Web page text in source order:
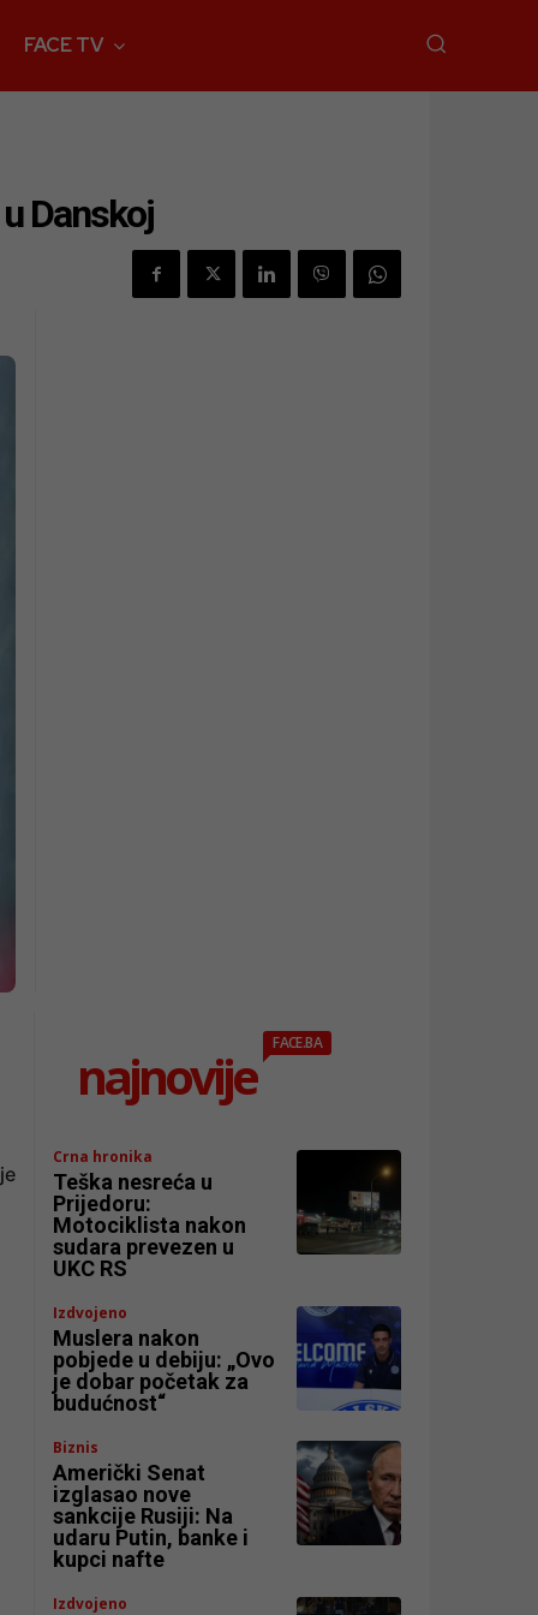
FACE TV
Danskoj
najnovije
FACE.BA
Crna hronika
Teška nesreća u
Prijedoru:
Motociklista nakon
sudara prevezen u
UKC RS
Izdvojeno
Muslera nakon
pobjede u debiju: „Ovo
je dobar početak za
budućnost“
Biznis
Američki Senat
izglasao nove
sankcije Rusiji: Na
udaru Putin, banke i
kupci nafte
Izdvojeno